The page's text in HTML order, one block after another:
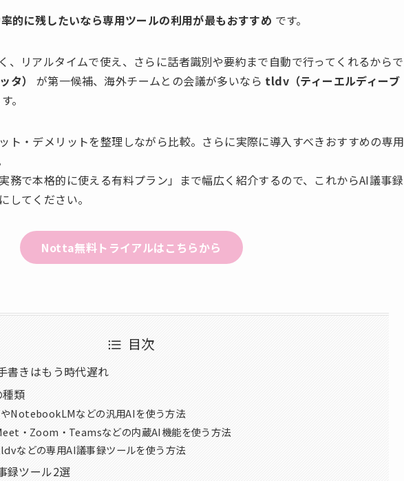
的に残したいなら専用ツールの利用が最もおすすめ です。
、リアルタイムで使え、さらに話者識別や要約まで自動で行ってくれるからで
タ） が第一候補、海外チームとの会議が多いなら tldv（ティーエルディーブ
。
ト・デメリットを整理しながら比較。さらに実際に導入すべきおすすめの専用
務で本格的に使える有料プラン」まで幅広く紹介するので、これからAI議事録
してください。
Notta無料トライアルはこちらから
目次
書きはもう時代遅れ
類
NotebookLMなどの汎用AIを使う方法
・Zoom・Teamsなどの内蔵AI機能を使う方法
などの専用AI議事録ツールを使う方法
録ツール2選